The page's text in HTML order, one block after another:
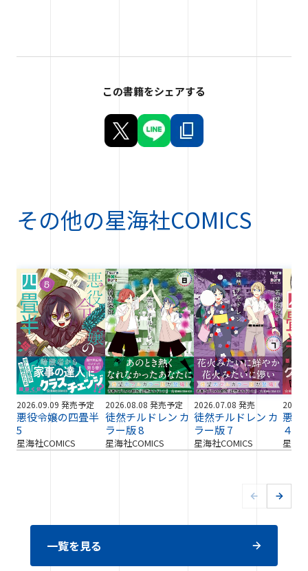
この書籍をシェアする
その他の星海社COMICS
2026.09.09 発売予定
悪役令嬢の四畳半
5
星海社COMICS
2026.08.08 発売予定
徒然チルドレン カ
ラー版 8
星海社COMICS
2026.07.08 発売
徒然チルドレン カ
ラー版 7
星海社COMICS
悪役
４
星海
一覧を見る